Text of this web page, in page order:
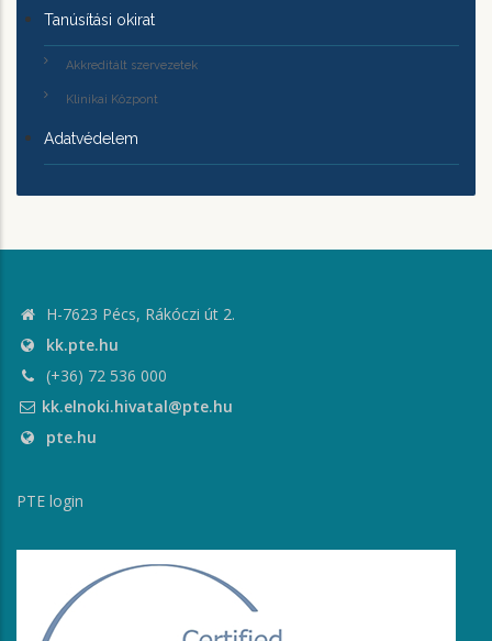
Tanúsítási okirat
Akkreditált szervezetek
Klinikai Központ
Adatvédelem
H-7623 Pécs, Rákóczi út 2.
kk.pte.hu
(+36) 72 536 000
kk.elnoki.hivatal@pte.hu
pte.hu
PTE login